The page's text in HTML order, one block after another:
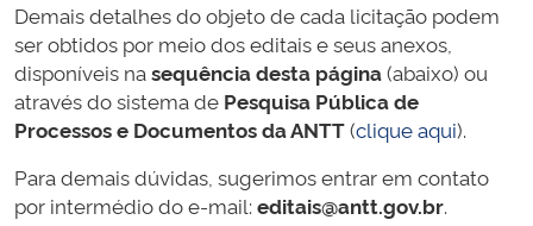
Demais detalhes do objeto de cada licitação podem
ser obtidos por meio dos editais e seus anexos,
disponíveis nasequência desta página(abaixo) ou
através do sistema de Pesquisa Pública de
Processos e Documentos da ANTT(clique aqui).
Para demais dúvidas, sugerimos entrar em contato
por intermédio do e-mail: editais@antt.gov.br.